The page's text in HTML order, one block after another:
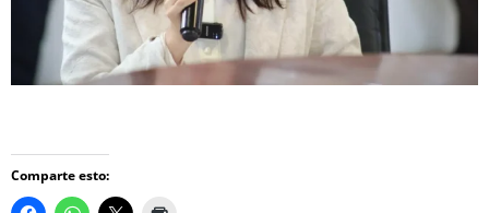
Comparte esto: